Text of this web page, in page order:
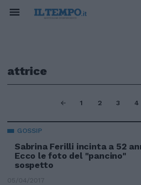
attrice
1 2 3 4
GOSSIP
Sabrina Ferilli incinta a 52
Ecco le foto del "pancino"
sospetto
05/04/2017